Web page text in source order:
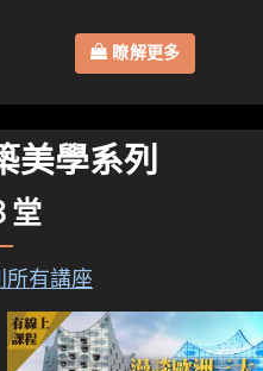
瞭解更多
美學系列
所有講座